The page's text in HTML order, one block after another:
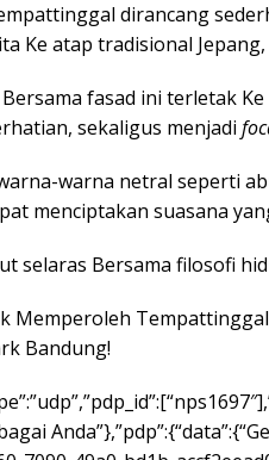
dirancang
Ke atap tradisional
fasad ini terletak
sekaligus menjadi
warna netral seperti
menciptakan suasana
selaras Bersama filosofi
Memperoleh
Bandung!